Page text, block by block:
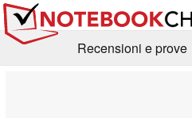
Recensioni e prove